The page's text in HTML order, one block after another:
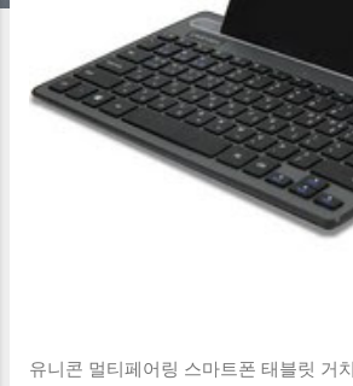
유니콘 멀티페어링 스마트폰 태블릿 거